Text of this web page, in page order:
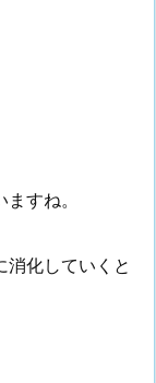
すね。
消化していくと